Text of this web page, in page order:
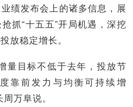
绩发布会上的诸多信息，展
抓“十五五”开局机遇，深挖
放稳定增长。
目标不低于去年，投放节
靠前发力与均衡可持续增
万阜说。